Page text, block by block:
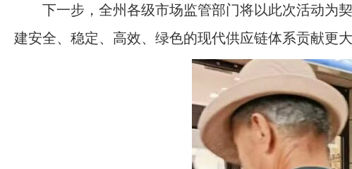
下一步，全州各级市场监管部门将以此次活动为
建安全、稳定、高效、绿色的现代供应链体系贡献更大